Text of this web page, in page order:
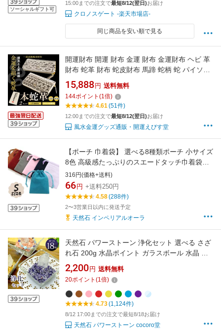
ソーシャルギフト可
15:00までの注文で最短8/12(翌日)お届け
クロノスゲート -楽天市場店-
同じ商品を安い順で見る
開運財布 開運 財布 金運 財布 金運財布 ヘビ 革
財布 蛇革 財布 蛇皮財布 馬蹄 蛇柄 蛇 パイソン
長財布 メンズ レディース 風水 金 運 アップ 金
運アップ 開運グッズ 本革 ラウンドファスナー
内側黄色 2026
15,888 円 送料無料
144ポイント (1 倍)
4.61 (51件)
12:00までの注文で最短8/12(翌日)お届け
風水金運グッズ通販・開運えびす堂
【ポーチ 巾着袋】 選べる8種類ポーチ 小サイズ
8色 高級感たっぷりのスエードタッチ巾着袋
（長方形型） 1枚売り アクセサリーや小物入れ
に / 天然石、パワーストーンの専門店インペリ
アルオーラ おしゃれ かわいい オシャレ 可愛い
プレゼント ギフト 贈り物
316円(価格+送料)
66 円 +送料250円
4.58(288件)
2〜3営業日以内に発送予定
天然石 インペリアルオーラ
天然石 パワーストーン 浄化セット 選べる さざ
れ石 200g 水晶ポイント ガラスボール 水晶 ラ
ブラドライト モリオン アメジスト タイガーア
イ アクアマリン シトリン ラピスラズリ レディ
ース メンズ 恋愛 ローズクォーツ ブレスレット
【送料無料】 【メール便不可】 a5h
2,200 円 送料無料
20ポイント (1 倍)
4.73(1,124件)
8/12 17:00までの注文で最短8/18お届け
天然石 パワーストーン cocoro堂